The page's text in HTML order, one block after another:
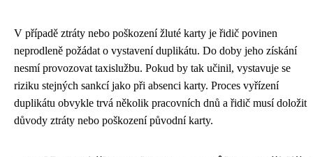
V případě ztráty nebo poškození žluté karty je řidič povinen
neprodleně požádat o vystavení duplikátu. Do doby jeho získání
nesmí provozovat taxislužbu. Pokud by tak učinil, vystavuje se
riziku stejných sankcí jako při absenci karty. Proces vyřízení
duplikátu obvykle trvá několik pracovních dnů a řidič musí doložit
důvody ztráty nebo poškození původní karty.